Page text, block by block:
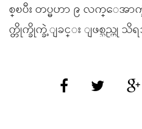
စ္ၿပီး တပ္မဟာ ၉ လက္ေအာ
က္တိုက္ခိုက္ခဲ့ျခင္း ျဖစ္သည္ဟု သိ